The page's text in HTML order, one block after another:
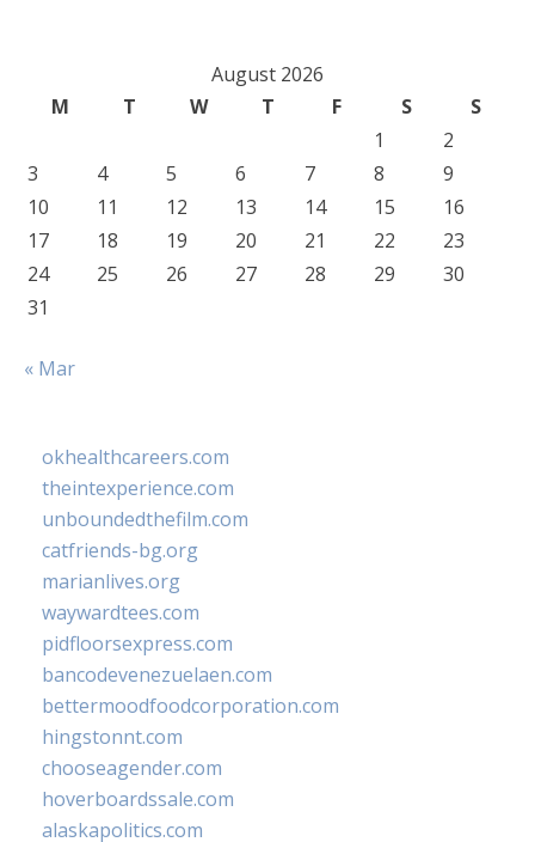
August 2026
M
T W T F S
S
1
2
3
4 5 6 7 8
9
10
11 12 13 14 15
16
17
18 19 20 21 22
23
24
25 26 27 28 29
30
31
« Mar
okhealthcareers.com
theintexperience.com
unboundedthefilm.com
catfriends-bg.org
marianlives.org
waywardtees.com
pidfloorsexpress.com
bancodevenezuelaen.com
bettermoodfoodcorporation.com
hingstonnt.com
chooseagender.com
hoverboardssale.com
alaskapolitics.com